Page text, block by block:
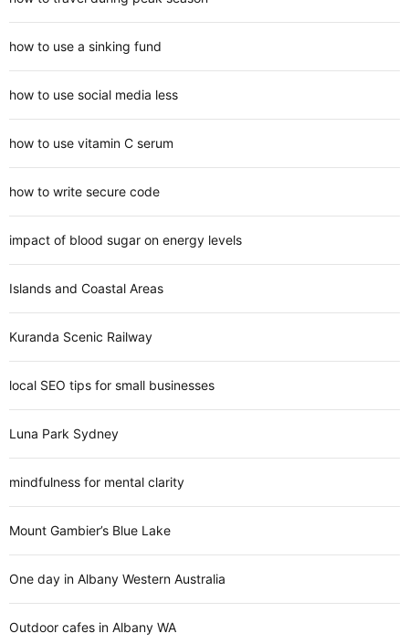
how to use a sinking fund
how to use social media less
how to use vitamin C serum
how to write secure code
impact of blood sugar on energy levels
Islands and Coastal Areas
Kuranda Scenic Railway
local SEO tips for small businesses
Luna Park Sydney
mindfulness for mental clarity
Mount Gambier’s Blue Lake
One day in Albany Western Australia
Outdoor cafes in Albany WA